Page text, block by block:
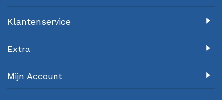
Klantenservice
Extra
Mijn Account